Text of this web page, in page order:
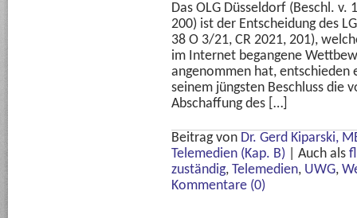
Das OLG Düsseldorf (Beschl.
200) ist der Entscheidung des
38 O 3/21, CR 2021, 201),
im Internet begangene
angenommen hat,
seinem jüngsten Beschluss die
Abschaffung des […]
Beitrag von Dr. Gerd Kiparski,
Telemedien (Kap. B)
Auch als
zuständig, Telemedien, UWG,
Kommentare (0)